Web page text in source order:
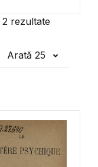
2rezultate
Arată 25